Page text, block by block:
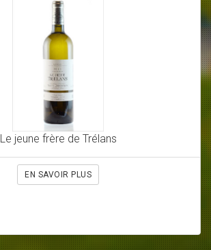
Le jeune frère de Trélans
EN SAVOIR PLUS